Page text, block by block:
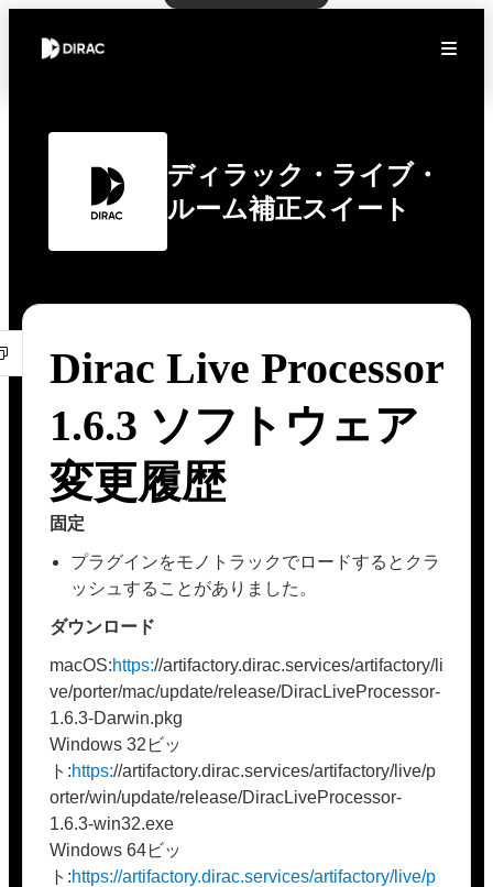
ディラック・ライブ・
ルーム補正スイート
Dirac Live Processor
1.6.3 ソフトウェア
変更履歴
固定
プラグインをモノトラックでロードするとクラ
ッシュすることがありました。
ダウンロード
macOS:https://artifactory.dirac.services/artifactory/li
ve/porter/mac/update/release/DiracLiveProcessor-
1.6.3-Darwin.pkg
Windows 32ビッ
ト:https://artifactory.dirac.services/artifactory/live/p
orter/win/update/release/DiracLiveProcessor-
1.6.3-win32.exe
Windows 64ビッ
ト:https://artifactory.dirac.services/artifactory/live/p